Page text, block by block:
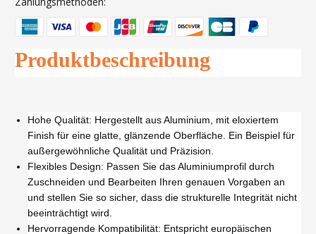
Produktbeschreibung
Hohe Qualität: Hergestellt aus Aluminium, mit eloxiertem
Finish für eine glatte, glänzende Oberfläche. Ein Beispiel für
außergewöhnliche Qualität und Präzision.
Flexibles Design: Passen Sie das Aluminiumprofil durch
Zuschneiden und Bearbeiten Ihren genauen Vorgaben an
und stellen Sie so sicher, dass die strukturelle Integrität nicht
beeinträchtigt wird.
Hervorragende Kompatibilität: Entspricht europäischen